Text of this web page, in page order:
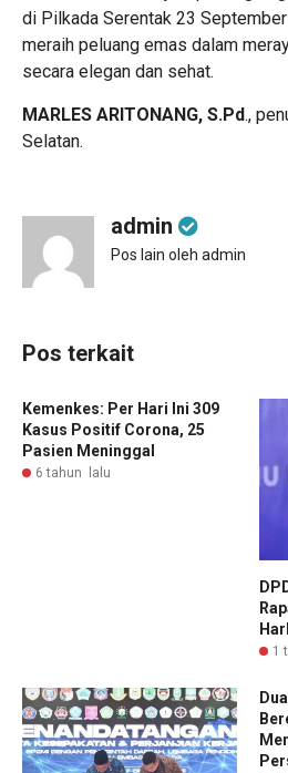
di Pilkada Serentak 23
meraih peluang emas dalam
secara elegan dan sehat.
MARLES ARITONANG, S.Pd.,
Selatan.
admin
Pos lain oleh admin
Pos terkait
Kemenkes: Per Hari Ini 309
Kasus Positif Corona, 25
Pasien Meninggal
6 tahun lalu
1